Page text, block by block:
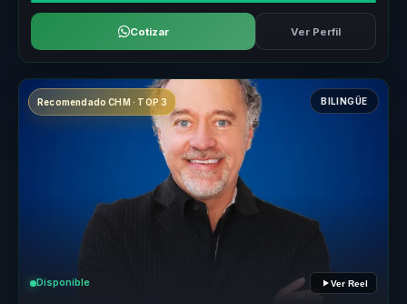
Cotizar Ver Perfil
Recomendado CHM · TOP 3 BILINGÜE
Disponible Ver Reel